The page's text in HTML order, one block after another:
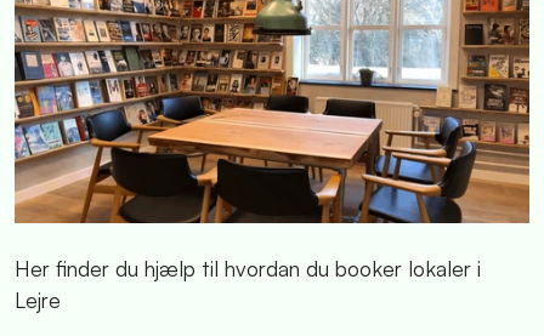
Her finder du hjælp til hvordan du booker lokaler i
Lejre